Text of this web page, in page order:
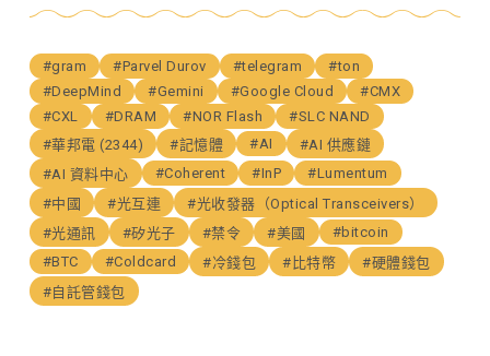
#gram #Parvel Durov #telegram
#ton
#DeepMind
#Gemini #Google Cloud
#CMX
#CXL
#DRAM #NOR Flash
#SLC NAND
#華邦電 (2344)
#記憶體 #AI
#AI 供應鏈
#AI 資料中心
#Coherent #InP
#Lumentum
#中國
#光互連
#光收發器（Optical Transceivers）
#光通訊
#矽光子 #禁令 #美國
#bitcoin
#BTC
#Coldcard #冷錢包 #比特幣
#硬體錢包
#自託管錢包